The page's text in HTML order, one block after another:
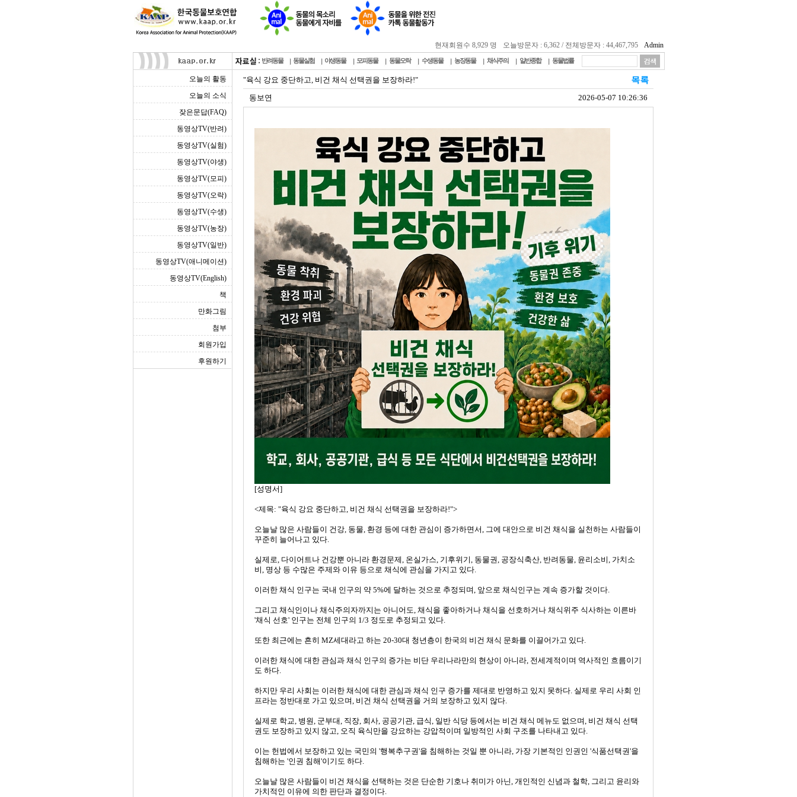
현재회원수 8,929 명 오늘방문자 : 6,362 / 전체방문자 : 44,467,795 Admin
반려동물 동물실험 야생동물 모피동물 동물오락 수생동물 농장동물 채식주의 일반종합 동물법률
오늘의 활동
오늘의 소식
잦은문답(FAQ)
동영상TV(반려)
동영상TV(실험)
동영상TV(야생)
동영상TV(모피)
동영상TV(오락)
동영상TV(수생)
동영상TV(농장)
동영상TV(일반)
동영상TV(애니메이션)
동영상TV(English)
책
만화그림
첨부
회원가입
후원하기
"육식 강요 중단하고, 비건 채식 선택권을 보장하라!"
동보연
2026-05-07 10:26:36
[성명서]
<제목: "육식 강요 중단하고, 비건 채식 선택권을 보장하라!">
오늘날 많은 사람들이 건강, 동물, 환경 등에 대한 관심이 증가하면서, 그에 대안으로 비건 채식을 실천하는 사람들이
꾸준히 늘어나고 있다.
실제로, 다이어트나 건강뿐 아니라 환경문제, 온실가스, 기후위기, 동물권, 공장식축산, 반려동물, 윤리소비, 가치소
비, 명상 등 수많은 주제와 이유 등으로 채식에 관심을 가지고 있다.
이러한 채식 인구는 국내 인구의 약 5%에 달하는 것으로 추정되며, 앞으로 채식인구는 계속 증가할 것이다.
그리고 채식인이나 채식주의자까지는 아니어도, 채식을 좋아하거나 채식을 선호하거나 채식위주 식사하는 이른바
'채식 선호' 인구는 전체 인구의 1/3 정도로 추정되고 있다.
또한 최근에는 흔히 MZ세대라고 하는 20-30대 청년층이 한국의 비건 채식 문화를 이끌어가고 있다.
이러한 채식에 대한 관심과 채식 인구의 증가는 비단 우리나라만의 현상이 아니라, 전세계적이며 역사적인 흐름이기
도 하다.
하지만 우리 사회는 이러한 채식에 대한 관심과 채식 인구 증가를 제대로 반영하고 있지 못하다. 실제로 우리 사회 인
프라는 정반대로 가고 있으며, 비건 채식 선택권을 거의 보장하고 있지 않다.
실제로 학교, 병원, 군부대, 직장, 회사, 공공기관, 급식, 일반 식당 등에서는 비건 채식 메뉴도 없으며, 비건 채식 선택
권도 보장하고 있지 않고, 오직 육식만을 강요하는 강압적이며 일방적인 사회 구조를 나타내고 있다.
이는 헌법에서 보장하고 있는 국민의 '행복추구권'을 침해하는 것일 뿐 아니라, 가장 기본적인 인권인 '식품선택권'을
침해하는 '인권 침해'이기도 하다.
오늘날 많은 사람들이 비건 채식을 선택하는 것은 단순한 기호나 취미가 아닌, 개인적인 신념과 철학, 그리고 윤리와
가치적인 이유에 의한 판단과 결정이다.